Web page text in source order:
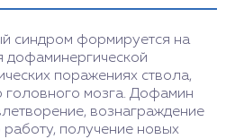
синдром формируется на
поражениях ствола,
головного мозга. Дофамин
вознаграждение
получение новых